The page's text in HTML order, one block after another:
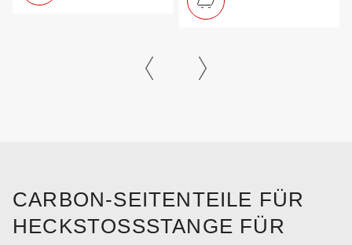
CARBON-SEITENTEILE FÜR
HECKSTOSSSTANGE FÜR B